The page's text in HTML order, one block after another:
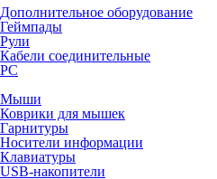
Дополнительное оборудование
Геймпады
Рули
Кабели соединительные
PC
Мыши
Коврики для мышек
Гарнитуры
Носители информации
Клавиатуры
USB-накопители